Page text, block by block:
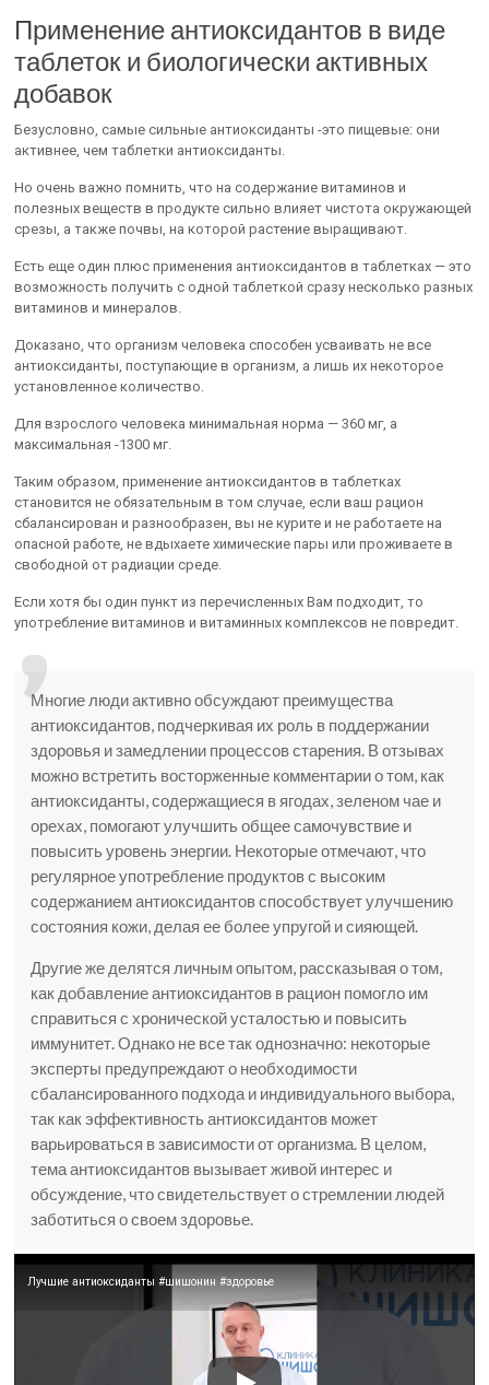
Применение антиоксидантов в виде
таблеток и биологически активных
добавок
Безусловно, самые сильные антиоксиданты -это пищевые: они
активнее, чем таблетки антиоксиданты.
Но очень важно помнить, что на содержание витаминов и
полезных веществ в продукте сильно влияет чистота окружающей
срезы, а также почвы, на которой растение выращивают.
Есть еще один плюс применения антиоксидантов в таблетках — это
возможность получить с одной таблеткой сразу несколько разных
витаминов и минералов.
Доказано, что организм человека способен усваивать не все
антиоксиданты, поступающие в организм, а лишь их некоторое
установленное количество.
Для взрослого человека минимальная норма — 360 мг, а
максимальная -1300 мг.
Таким образом, применение антиоксидантов в таблетках
становится не обязательным в том случае, если ваш рацион
сбалансирован и разнообразен, вы не курите и не работаете на
опасной работе, не вдыхаете химические пары или проживаете в
свободной от радиации среде.
Если хотя бы один пункт из перечисленных Вам подходит, то
употребление витаминов и витаминных комплексов не повредит.
Многие люди активно обсуждают преимущества
антиоксидантов, подчеркивая их роль в поддержании
здоровья и замедлении процессов старения. В отзывах
можно встретить восторженные комментарии о том, как
антиоксиданты, содержащиеся в ягодах, зеленом чае и
орехах, помогают улучшить общее самочувствие и
повысить уровень энергии. Некоторые отмечают, что
регулярное употребление продуктов с высоким
содержанием антиоксидантов способствует улучшению
состояния кожи, делая ее более упругой и сияющей.
Другие же делятся личным опытом, рассказывая о том,
как добавление антиоксидантов в рацион помогло им
справиться с хронической усталостью и повысить
иммунитет. Однако не все так однозначно: некоторые
эксперты предупреждают о необходимости
сбалансированного подхода и индивидуального выбора,
так как эффективность антиоксидантов может
варьироваться в зависимости от организма. В целом,
тема антиоксидантов вызывает живой интерес и
обсуждение, что свидетельствует о стремлении людей
заботиться о своем здоровье.
Лучшие антиоксиданты #шишонин #здоровье